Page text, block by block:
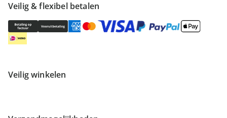
Veilig & flexibel betalen
Veilig winkelen